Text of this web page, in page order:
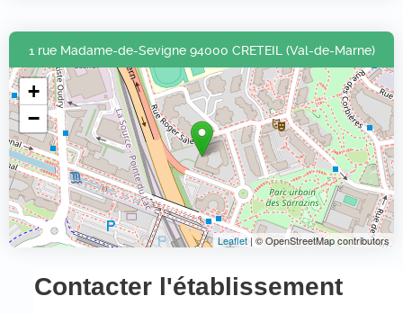
1 rue Madame-de-Sevigne 94000 CRETEIL (Val-de-Marne)
+
−
Leaflet| © OpenStreetMap contributors
Contacter l'établissement